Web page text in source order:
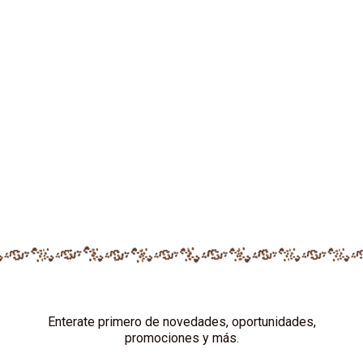
Enterate primero de novedades, oportunidades,
promociones y más.